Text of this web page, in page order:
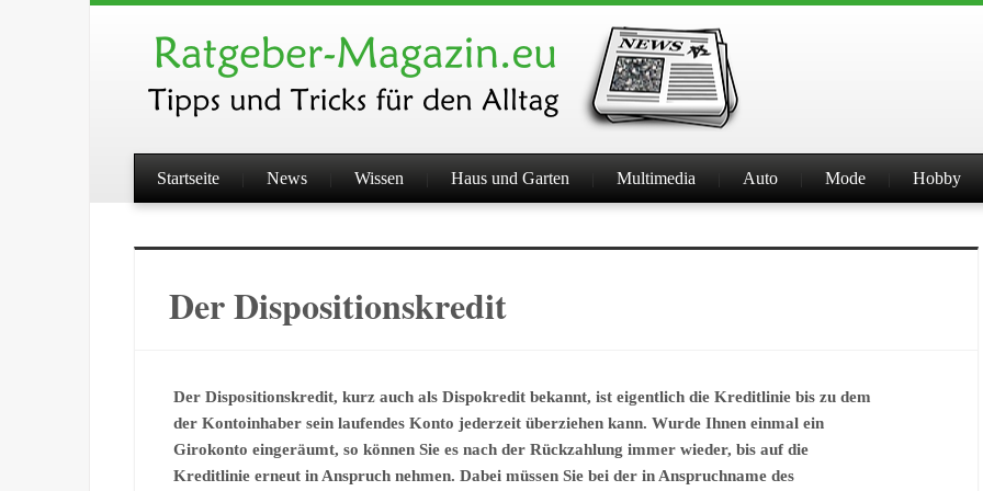
Startseite News Wissen Haus und Garten Multimedia Auto Mode Hobby
Der Dispositionskredit
Der Dispositionskredit, kurz auch als Dispokredit bekannt, ist eigentlich die Kreditlinie bis zu dem
der Kontoinhaber sein laufendes Konto jederzeit überziehen kann. Wurde Ihnen einmal ein
Girokonto eingeräumt, so können Sie es nach der Rückzahlung immer wieder, bis auf die
Kreditlinie erneut in Anspruch nehmen. Dabei müssen Sie bei der in Anspruchname des